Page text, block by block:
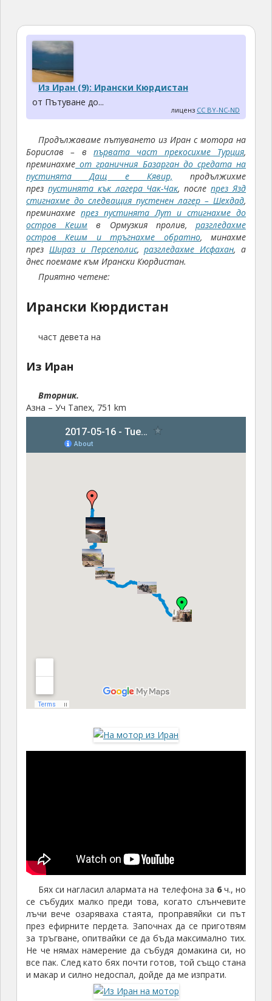
Из Иран (9): Ирански Кюрдистан
от Пътуване до...
лиценз CC BY-NC-ND
Продължаваме пътуването из Иран с мотора на
Борислав – в първата част прекосихме Турция,
преминахмеот граничния Базарган до средата на
пустинята Дащ е Кявир, продължихме
през пустинята кък лагера Чак-Чак, послепрез Язд
стигнахме до следващия пустенен лагер – Шехдад,
преминахме през пустинята Лут и стигнахме до
остров Кешм в Ормузкия пролив,разгледахме
остров Кешм и тръгнахме обратно, минахме
през Шираз и Персеполис,разгледахме Исфахан, а
днес поемаме към Ирански Кюрдистан.
Приятно четене:
Ирански Кюрдистан
част девета на
Из Иран
Вторник.
Азна – Уч Тапех, 751 km
Бях си нагласил алармата на телефона за 6ч., но
се събудих малко преди това, когато слънчевите
лъчи вече озаряваха стаята, проправяйки си път
през ефирните пердета. Започнах да се приготвям
за тръгване, опитвайки се да бъда максимално тих.
Не че нямах намерение да събудя домакина си, но
все пак. След като бях почти готов, той също стана
и макар и силно недоспал, дойде да ме изпрати.